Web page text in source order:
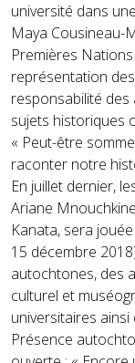
université dans
Maya Cousineau-
Premières
représentation
responsabilité des
sujets historiques
« Peut-être
raconter notre
En juillet dernier,
Ariane
Kanata, sera
15 décembre
autochtones, des
culturel et
universitaires
Présence